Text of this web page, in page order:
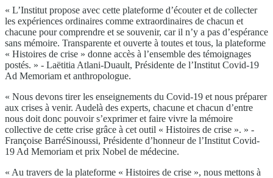
« L’Institut propose avec cette plateforme d’écouter et de collecter
les expériences ordinaires comme extraordinaires de chacun et
chacune pour comprendre et se souvenir, car il n’y a pas d’espérance
sans mémoire. Transparente et ouverte à toutes et tous, la plateforme
« Histoires de crise » donne accès à l’ensemble des témoignages
postés. » - Laëtitia Atlani-Duault, Présidente de l’Institut Covid-19
Ad Memoriam et anthropologue.
« Nous devons tirer les enseignements du Covid-19 et nous préparer
aux crises à venir. Audelà des experts, chacune et chacun d’entre
nous doit donc pouvoir s’exprimer et faire vivre la mémoire
collective de cette crise grâce à cet outil « Histoires de crise ». » -
Françoise BarréSinoussi, Présidente d’honneur de l’Institut Covid-
19 Ad Memoriam et prix Nobel de médecine.
« Au travers de la plateforme « Histoires de crise », nous mettons à